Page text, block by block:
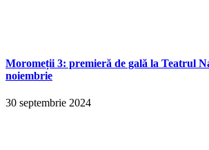
Moromeții 3: premieră de gală la Teatrul
noiembrie
30 septembrie 2024